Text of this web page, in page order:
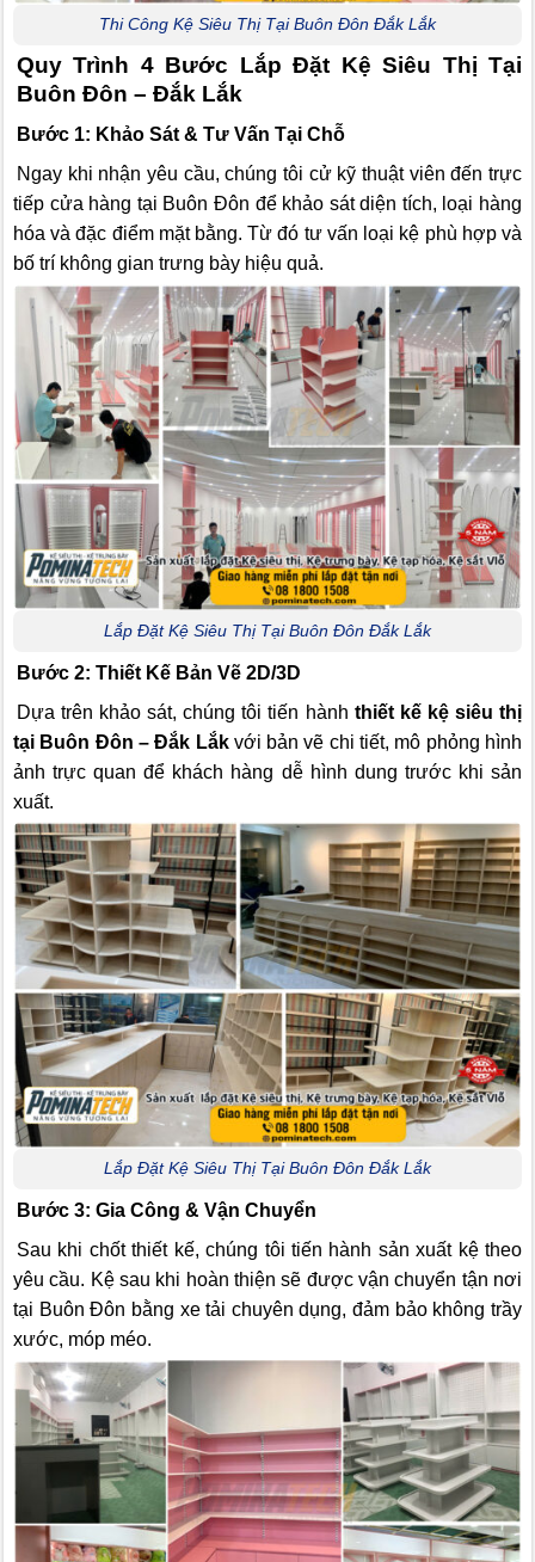
Thi Công Kệ Siêu Thị Tại Buôn Đôn Đắk Lắk
Quy Trình 4 Bước Lắp Đặt Kệ Siêu Thị Tại
Buôn Đôn – Đắk Lắk
Bước 1: Khảo Sát & Tư Vấn Tại Chỗ
Ngay khi nhận yêu cầu, chúng tôi cử kỹ thuật viên đến trực
tiếp cửa hàng tại Buôn Đôn để khảo sát diện tích, loại hàng
hóa và đặc điểm mặt bằng. Từ đó tư vấn loại kệ phù hợp và
bố trí không gian trưng bày hiệu quả.
Lắp Đặt Kệ Siêu Thị Tại Buôn Đôn Đắk Lắk
Bước 2: Thiết Kế Bản Vẽ 2D/3D
Dựa trên khảo sát, chúng tôi tiến hành thiết kế kệ siêu thị
tại Buôn Đôn – Đắk Lắkvới bản vẽ chi tiết, mô phỏng hình
ảnh trực quan để khách hàng dễ hình dung trước khi sản
xuất.
Lắp Đặt Kệ Siêu Thị Tại Buôn Đôn Đắk Lắk
Bước 3: Gia Công & Vận Chuyển
Sau khi chốt thiết kế, chúng tôi tiến hành sản xuất kệ theo
yêu cầu. Kệ sau khi hoàn thiện sẽ được vận chuyển tận nơi
tại Buôn Đôn bằng xe tải chuyên dụng, đảm bảo không trầy
xước, móp méo.